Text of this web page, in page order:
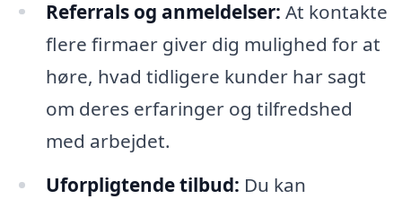
Referrals og anmeldelser: At kontakte
flere firmaer giver dig mulighed for at
høre, hvad tidligere kunder har sagt
om deres erfaringer og tilfredshed
med arbejdet.
Uforpligtende tilbud: Du kan